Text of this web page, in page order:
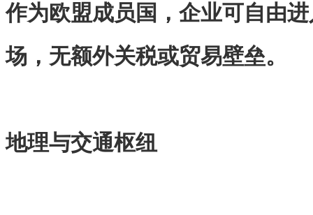
作为欧盟成员国，企业可自由
场，无额外关税或贸易壁垒。
地理与交通枢纽